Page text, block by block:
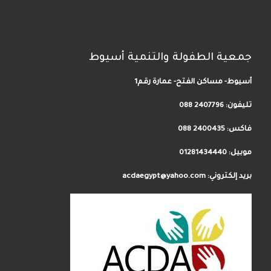
جمعية الطفولة والتنمية أسيوط
أسيوط- مساكن الفتح- عمارة رقم1
تليفون: 2407796 088
فاكس: 2400435 088
موبيل: 01281434440
بريد إلكتروني: acdaegypt@yahoo.com